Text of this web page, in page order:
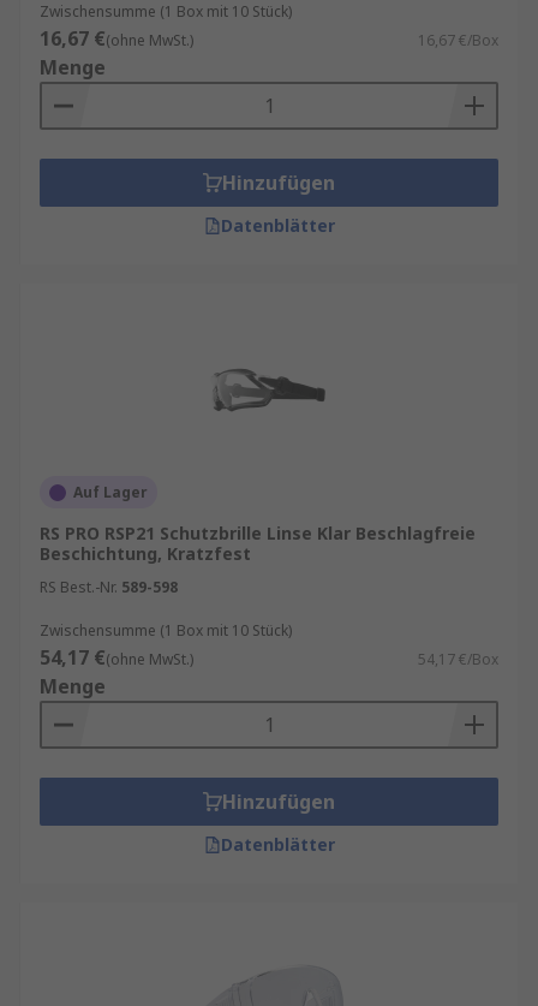
Zwischensumme (1 Box mit 10 Stück)
16,67 €(ohne MwSt.) 16,67 €/Box
Menge
Hinzufügen
Datenblätter
Auf Lager
RS PRO RSP21 Schutzbrille Linse Klar Beschlagfreie
Beschichtung, Kratzfest
RS Best.-Nr. 589-598
Zwischensumme (1 Box mit 10 Stück)
54,17 €(ohne MwSt.) 54,17 €/Box
Menge
Hinzufügen
Datenblätter